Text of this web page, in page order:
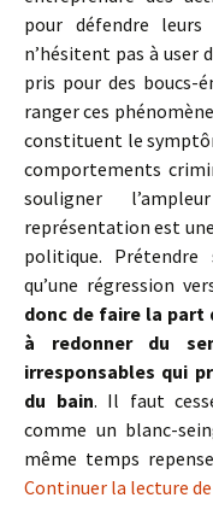
pour défendre
n’hésitent pas à user
pris pour des boucs-
ranger ces
constituent le
comportements
souligner
représentation est
politique. Prétendre
qu’une régression
donc de faire la part
à redonner du
irresponsables qui
du bain. Il faut
comme un blanc-
même temps
Continuer la lecture de